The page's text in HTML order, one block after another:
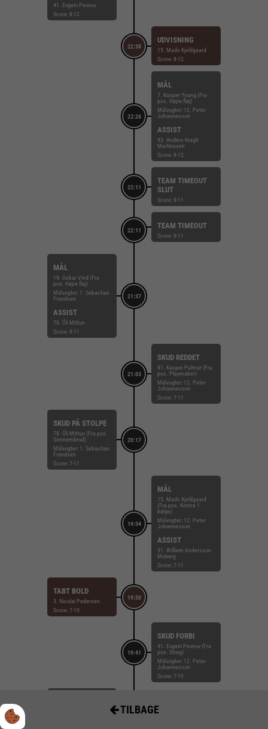
41. Evgeni Pevnov
Score: 8-12
22:38
UDVISNING
15. Mads Kjeldgaard
Score: 8-12
22:26
MÅL
7. Kasper Young (Fra
pos. Højre fløj)
Målvogter: 12. Peter
Johannesson
ASSIST
93. Anders Kragh
Martinusen
Score: 8-12
22:11
TEAM TIMEOUT
SLUT
Score: 8-11
22:11
TEAM TIMEOUT
Score: 8-11
21:37
MÅL
19. Oskar Vind (Fra
pos. Højre fløj)
Målvogter: 1. Sebastian
Frandsen
ASSIST
78. Óli Mittun
Score: 8-11
21:03
SKUD REDDET
91. Kasper Palmar (Fra
pos. Playmaker)
Målvogter: 12. Peter
Johannesson
Score: 7-11
20:17
SKUD PÅ STOLPE
78. Óli Mittun (Fra pos.
Gennembrud)
Målvogter: 1. Sebastian
Frandsen
Score: 7-11
19:54
MÅL
15. Mads Kjeldgaard
(Fra pos. Kontra 1.
bølge)
Målvogter: 12. Peter
Johannesson
ASSIST
31. William Andersson
Moberg
Score: 7-11
19:50
TABT BOLD
3. Nicolai Pedersen
Score: 7-10
19:41
SKUD FORBI
41. Evgeni Pevnov (Fra
pos. Streg)
Målvogter: 12. Peter
Johannesson
Score: 7-10
18:41
TILBAGE